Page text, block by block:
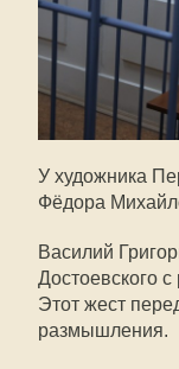
У художника
Фёдора
Василий
Достоевского
Этот жест
размышления.